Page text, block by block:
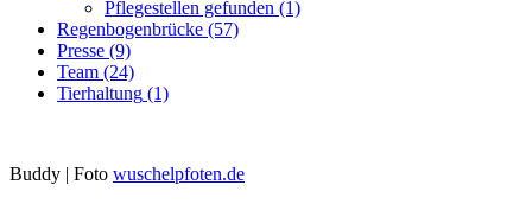
Pflegestellen gefunden (1)
Regenbogenbrücke (57)
Presse (9)
Team (24)
Tierhaltung (1)
Buddy | Foto wuschelpfoten.de